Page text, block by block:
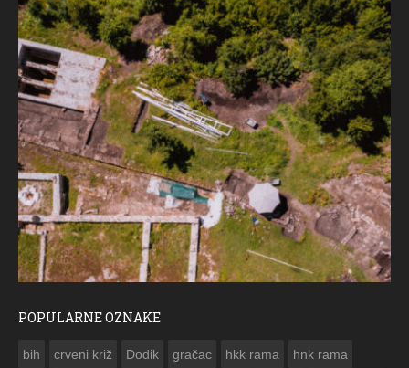
POPULARNE OZNAKE
bih crveni križ Dodik gračac hkk rama hnk rama